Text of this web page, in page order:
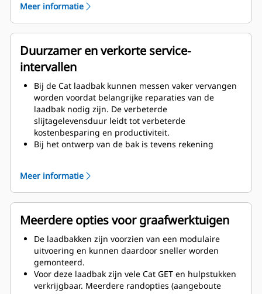
verbeteren de sterkte en verhogen de stijfheid van
de laadbak en ondersteunen bij het vervangen van
randen.
Voor de laadbakcomponenten is een hoogwaardiger
materiaal toegepast.
Meer informatie
Duurzamer en verkorte service-
intervallen
Bij de Cat laadbak kunnen messen vaker vervangen
worden voordat belangrijke reparaties van de
laadbak nodig zijn. De verbeterde
slijtagelevensduur leidt tot verbeterde
kostenbesparing en productiviteit.
Bij het ontwerp van de bak is tevens rekening
gewicht, waardoor de algemene machineprestaties
verbeteren.
Cat GET biedt bovendien grote
concurrentievoordelen.
Meer informatie
Meerdere opties voor graafwerktuigen
De laadbakken zijn voorzien van een modulaire
uitvoering en kunnen daardoor sneller worden
gemonteerd.
Voor deze laadbak zijn vele Cat GET en hulpstukken
verkrijgbaar. Meerdere randopties (aangeboute